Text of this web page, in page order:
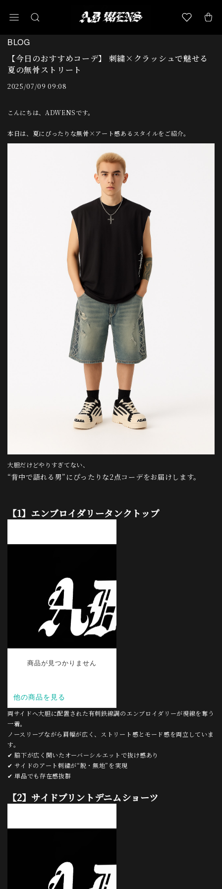
BLOG
【今日のおすすめコーデ】 刺繍×クラッシュで魅せる
夏の無骨ストリート
2025/07/09 09:08
こんにちは、ADWENSです。
本日は、夏にぴったりな無骨×アート感あるスタイルをご紹介。
大胆だけどやりすぎてない、
“背中で語れる男”にぴったりな2点コーデをお届けします。
【1】エンブロイダリータンクトップ
両サイドへ大胆に配置された有刺鉄線調のエンブロイダリーが視線を奪う
一着。
ノースリーブながら肩幅が広く、ストリート感とモード感を両立していま
す。
✔ 脇下が広く開いたオーバーシルエットで抜け感あり
✔ サイドのアート刺繍が“脱・無地”を実現
✔ 単品でも存在感抜群
【2】サイドプリントデニムショーツ